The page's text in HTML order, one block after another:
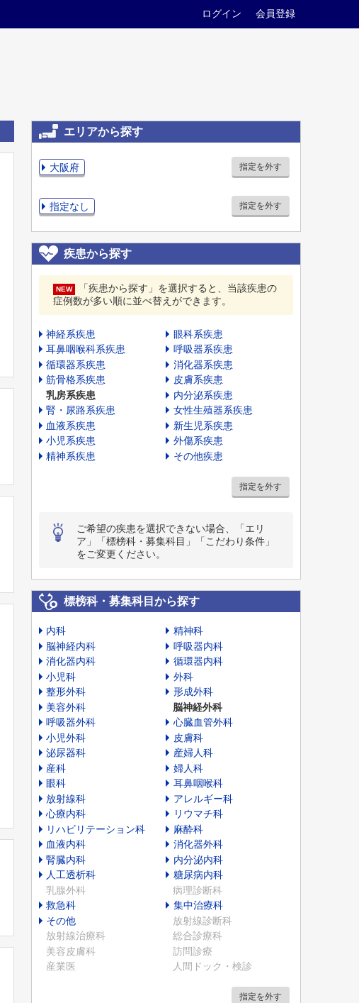
ログイン 会員登録
エリアから探す
大阪府 指定を外す
指定なし 指定を外す
疾患から探す
NEW
「疾患から探す」を選択すると、当該疾患の
症例数が多い順に並べ替えができます。
神経系疾患
眼科系疾患
耳鼻咽喉科系疾患
呼吸器系疾患
循環器系疾患
消化器系疾患
筋骨格系疾患
皮膚系疾患
乳房系疾患
内分泌系疾患
腎・尿路系疾患
女性生殖器系疾患
血液系疾患
新生児系疾患
小児系疾患
外傷系疾患
精神系疾患
その他疾患
指定を外す
ご希望の疾患を選択できない場合、「エリ
ア」「標榜科・募集科目」「こだわり条件」
をご変更ください。
標榜科・募集科目から探す
内科
精神科
脳神経内科
呼吸器内科
消化器内科
循環器内科
小児科
外科
整形外科
形成外科
美容外科
脳神経外科
呼吸器外科
心臓血管外科
小児外科
皮膚科
泌尿器科
産婦人科
産科
婦人科
眼科
耳鼻咽喉科
放射線科
アレルギー科
心療内科
リウマチ科
リハビリテーション科
麻酔科
血液内科
消化器外科
腎臓内科
内分泌内科
人工透析科
糖尿病内科
乳腺外科
病理診断科
救急科
集中治療科
その他
放射線診断科
放射線治療科
総合診療科
美容皮膚科
訪問診療
産業医
人間ドック・検診
指定を外す